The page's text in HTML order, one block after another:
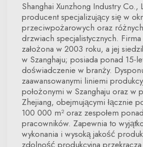
Shanghai Xunzhong Industry
producent specjalizujący się w
przeciwpożarowych oraz
drzwiach specjalistycznych. Firma
założona w 2003 roku, a jej
w Szanghaju; posiada ponad 15-
doświadczenie w branży.
zaawansowanymi liniemi
położonymi w Szanghaju oraz w
Zhejiang, obejmującymi łącznie
100 000 m² oraz zespołem
pracowników. Zapewnia to
wykonania i wysoką jakość
zdolność produkcyjna